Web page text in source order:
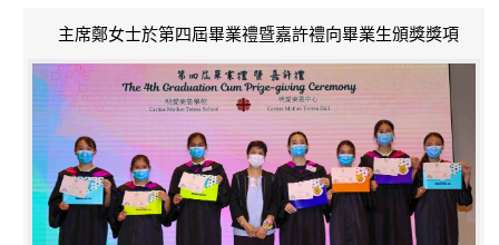
主席鄭女士於第四屆畢業禮暨嘉許禮向畢業生頒獎獎項